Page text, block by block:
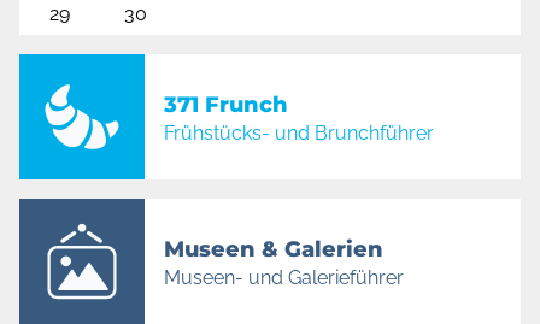
29
30
371 Frunch
Frühstücks- und Brunchführer
Museen & Galerien
Museen- und Galerieführer